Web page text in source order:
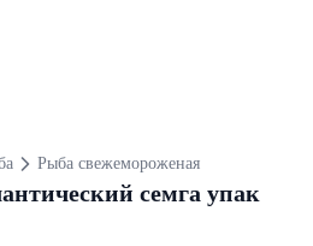
Рыба свежемороженая
семга упак